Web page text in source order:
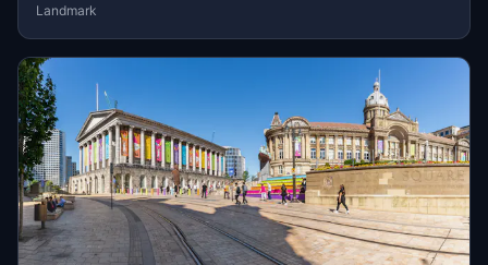
Landmark